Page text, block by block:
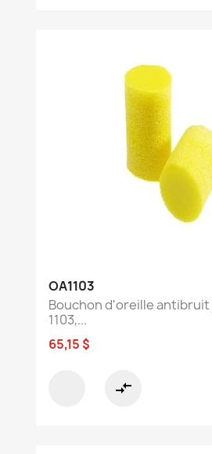
OA1103
Bouchon d'oreille antibruit
1103,...
65,15 $
compare_arrows